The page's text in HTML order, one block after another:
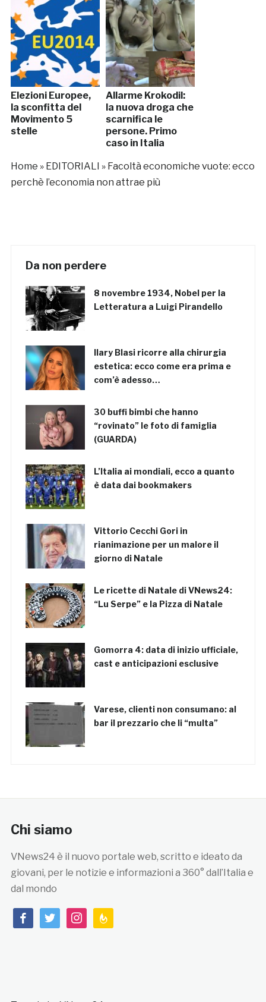
Elezioni Europee,
la sconfitta del
Movimento 5
stelle
Allarme Krokodil:
la nuova droga che
scarnifica le
persone. Primo
caso in Italia
Home » EDITORIALI » Facoltà economiche vuote: ecco
perchè l’economia non attrae più
Da non perdere
8 novembre 1934, Nobel per la
Letteratura a Luigi Pirandello
Ilary Blasi ricorre alla chirurgia
estetica: ecco come era prima e
com’è adesso…
30 buffi bimbi che hanno
“rovinato” le foto di famiglia
(GUARDA)
L’Italia ai mondiali, ecco a quanto
è data dai bookmakers
Vittorio Cecchi Gori in
rianimazione per un malore il
giorno di Natale
Le ricette di Natale di VNews24:
“Lu Serpe” e la Pizza di Natale
Gomorra 4: data di inizio ufficiale,
cast e anticipazioni esclusive
Varese, clienti non consumano: al
bar il prezzario che li “multa”
Chi siamo
VNews24 è il nuovo portale web, scritto e ideato da
giovani, per le notizie e informazioni a 360° dall’Italia e
dal mondo
facebooktwitterinstagramfeedburner